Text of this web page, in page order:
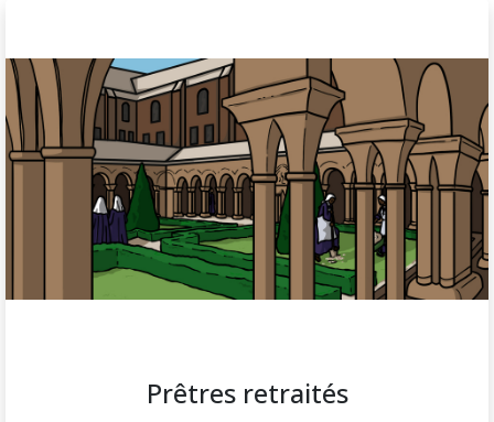
Prêtres retraités